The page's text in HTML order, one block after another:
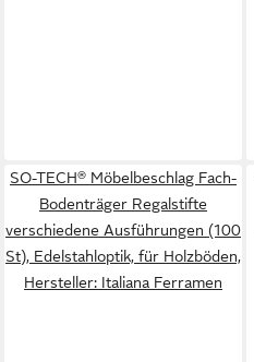
SO-TECH® Möbelbeschlag Fach-
Bodenträger Regalstifte
verschiedene Ausführungen (100
St), Edelstahloptik, für Holzböden,
Hersteller: Italiana Ferramen